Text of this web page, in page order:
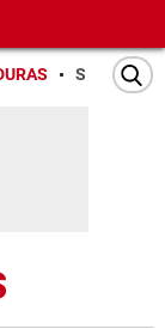
SAN PEDRO